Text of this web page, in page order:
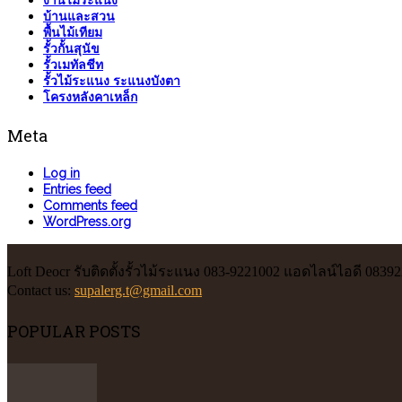
บ้านและสวน
พื้นไม้เทียม
รั้วกั้นสุนัข
รั้วเมทัลชีท
รั้วไม้ระแนง ระแนงบังตา
โครงหลังคาเหล็ก
Meta
Log in
Entries feed
Comments feed
WordPress.org
Loft Deocr รับติดตั้งรั้วไม้ระแนง 083-9221002 แอดไลน์ไอดี
Contact us: supalerg.t@gmail.com
POPULAR POSTS